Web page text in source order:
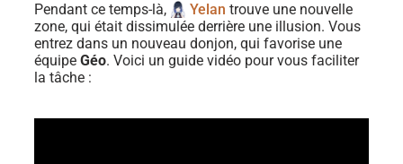
Pendant ce temps-là,
Yelan trouve une nouvelle
zone, qui était dissimulée derrière une illusion. Vous
entrez dans un nouveau donjon, qui favorise une
équipe Géo. Voici un guide vidéo pour vous faciliter
la tâche :